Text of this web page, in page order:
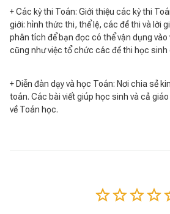
+ Các kỳ thi Toán: Giới thiệu các kỳ thi
giới: hình thức thi, thể lệ, các đề thi và lời
phân tích để bạn đọc có thể vận dụng
cũng như việc tổ chức các đề thi học sinh
+ Diễn đàn dạy và học Toán: Nơi chia sẻ
toán. Các bài viết giúp học sinh và cả
về Toán học.